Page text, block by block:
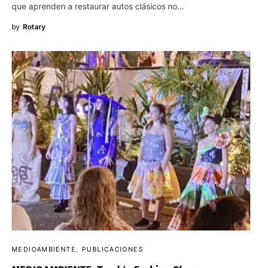
que aprenden a restaurar autos clásicos no…
by Rotary
MEDIOAMBIENTE PUBLICACIONES